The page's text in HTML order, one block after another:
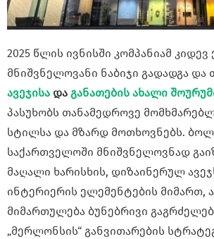
2025 წლის ივნისში კომპანიამ კიდევ
მნიშვნელოვანი ნაბიჯი გადადგა და
ავეჯისა და განათების ახალი
პასუხობს თანამედროვე
სტილსა და მზარდ მოთხოვნებს.
საქართველოში მნიშვნელოვნად
მაღალი ხარისხის, დიზაინერულ
ინტერიერის ელემენტების მიმართ,
მიმართულება ბუნებრივი
„მერლონსის“ განვითარების